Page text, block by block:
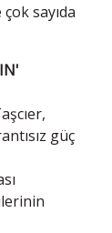
sayıda
güç